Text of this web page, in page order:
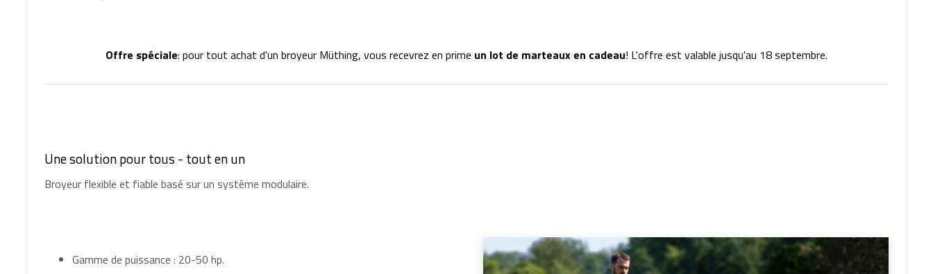
Offre spéciale: pour tout achat d'un broyeur Müthing, vous recevrez en prime un lot de marteaux en cadeau! L'offre est valable jusqu'au 18 septembre.
Une solution pour tous - tout en un
Broyeur flexible et fiable basé sur un système modulaire.
Gamme de puissance : 20-50 hp.